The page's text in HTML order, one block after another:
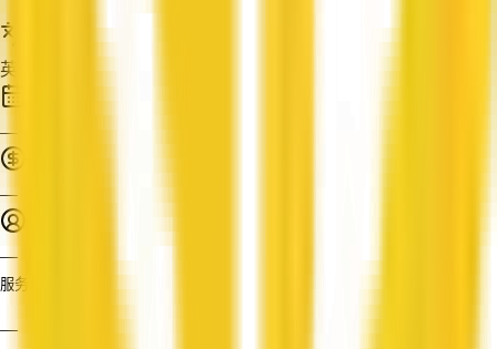
英语
—
—
—
服务
—